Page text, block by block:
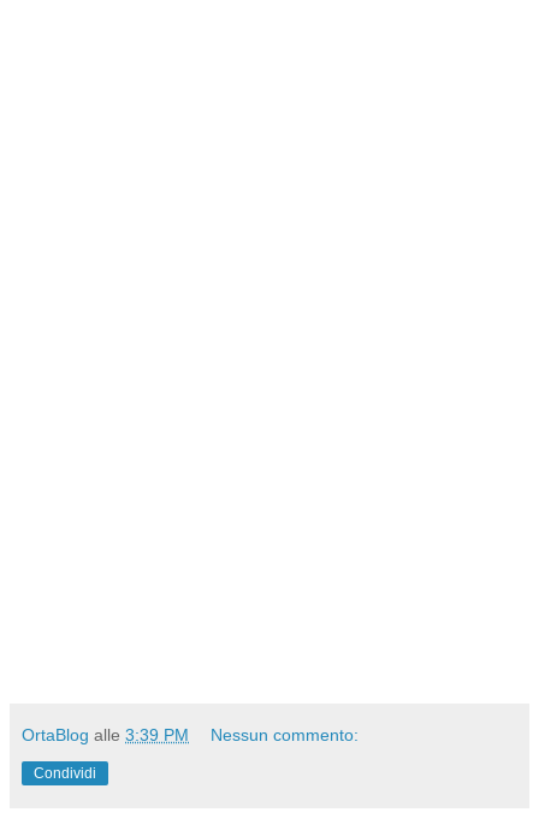
OrtaBlog alle 3:39 PM Nessun commento:
Condividi